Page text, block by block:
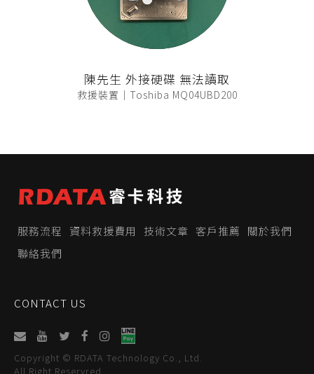
陳先生 外接硬碟 無法讀取
救援裝置｜Toshiba MQ04UBD200
服務流程 資料救援費用 技術文章 客戶推薦
關於我們
聯絡我們
CONTACT US
Copyright © RDATA Technology Co., Ltd.
All Right Reservred.